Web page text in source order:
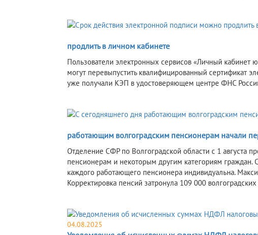
продлить в личном кабинете
Пользователи электронных сервисов «Личный кабинет
могут перевыпустить квалифицированный сертификат
уже получали КЭП в удостоверяющем центре ФНС
работающим волгоградским пенсионерам начали
Отделение СФР по Волгоградской области с 1 августа
пенсионерам и некоторым другим категориям граждан.
каждого работающего пенсионера индивидуальна.
Корректировка пенсий затронула 109 000
04.08.2025